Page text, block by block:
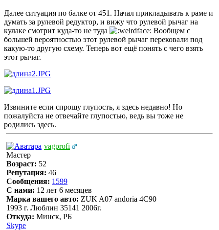
Далее ситуация по балке от 451. Начал прикладывать к раме и
думать за рулевой редуктор, и вижу что рулевой рычаг на
кулаке смотрит куда-то не туда
Вообщем с
большей вероятностью этот рулевой рычаг перековали под
какую-то другую схему. Теперь вот ещё понять с чего взять
этот рычаг.
Извините если спрошу глупость, я здесь недавно! Но
пожалуйста не отвечайте глупостью, ведь вы тоже не
родились здесь.
vagprofi
Мастер
Возраст: 52
Репутация: 46
Сообщения: 1599
С нами: 12 лет 6 месяцев
Марка вашего авто: ZUK A07 andoria 4C90
1993 г. Люблин 35141 2006г.
Откуда: Минск, РБ
Skype